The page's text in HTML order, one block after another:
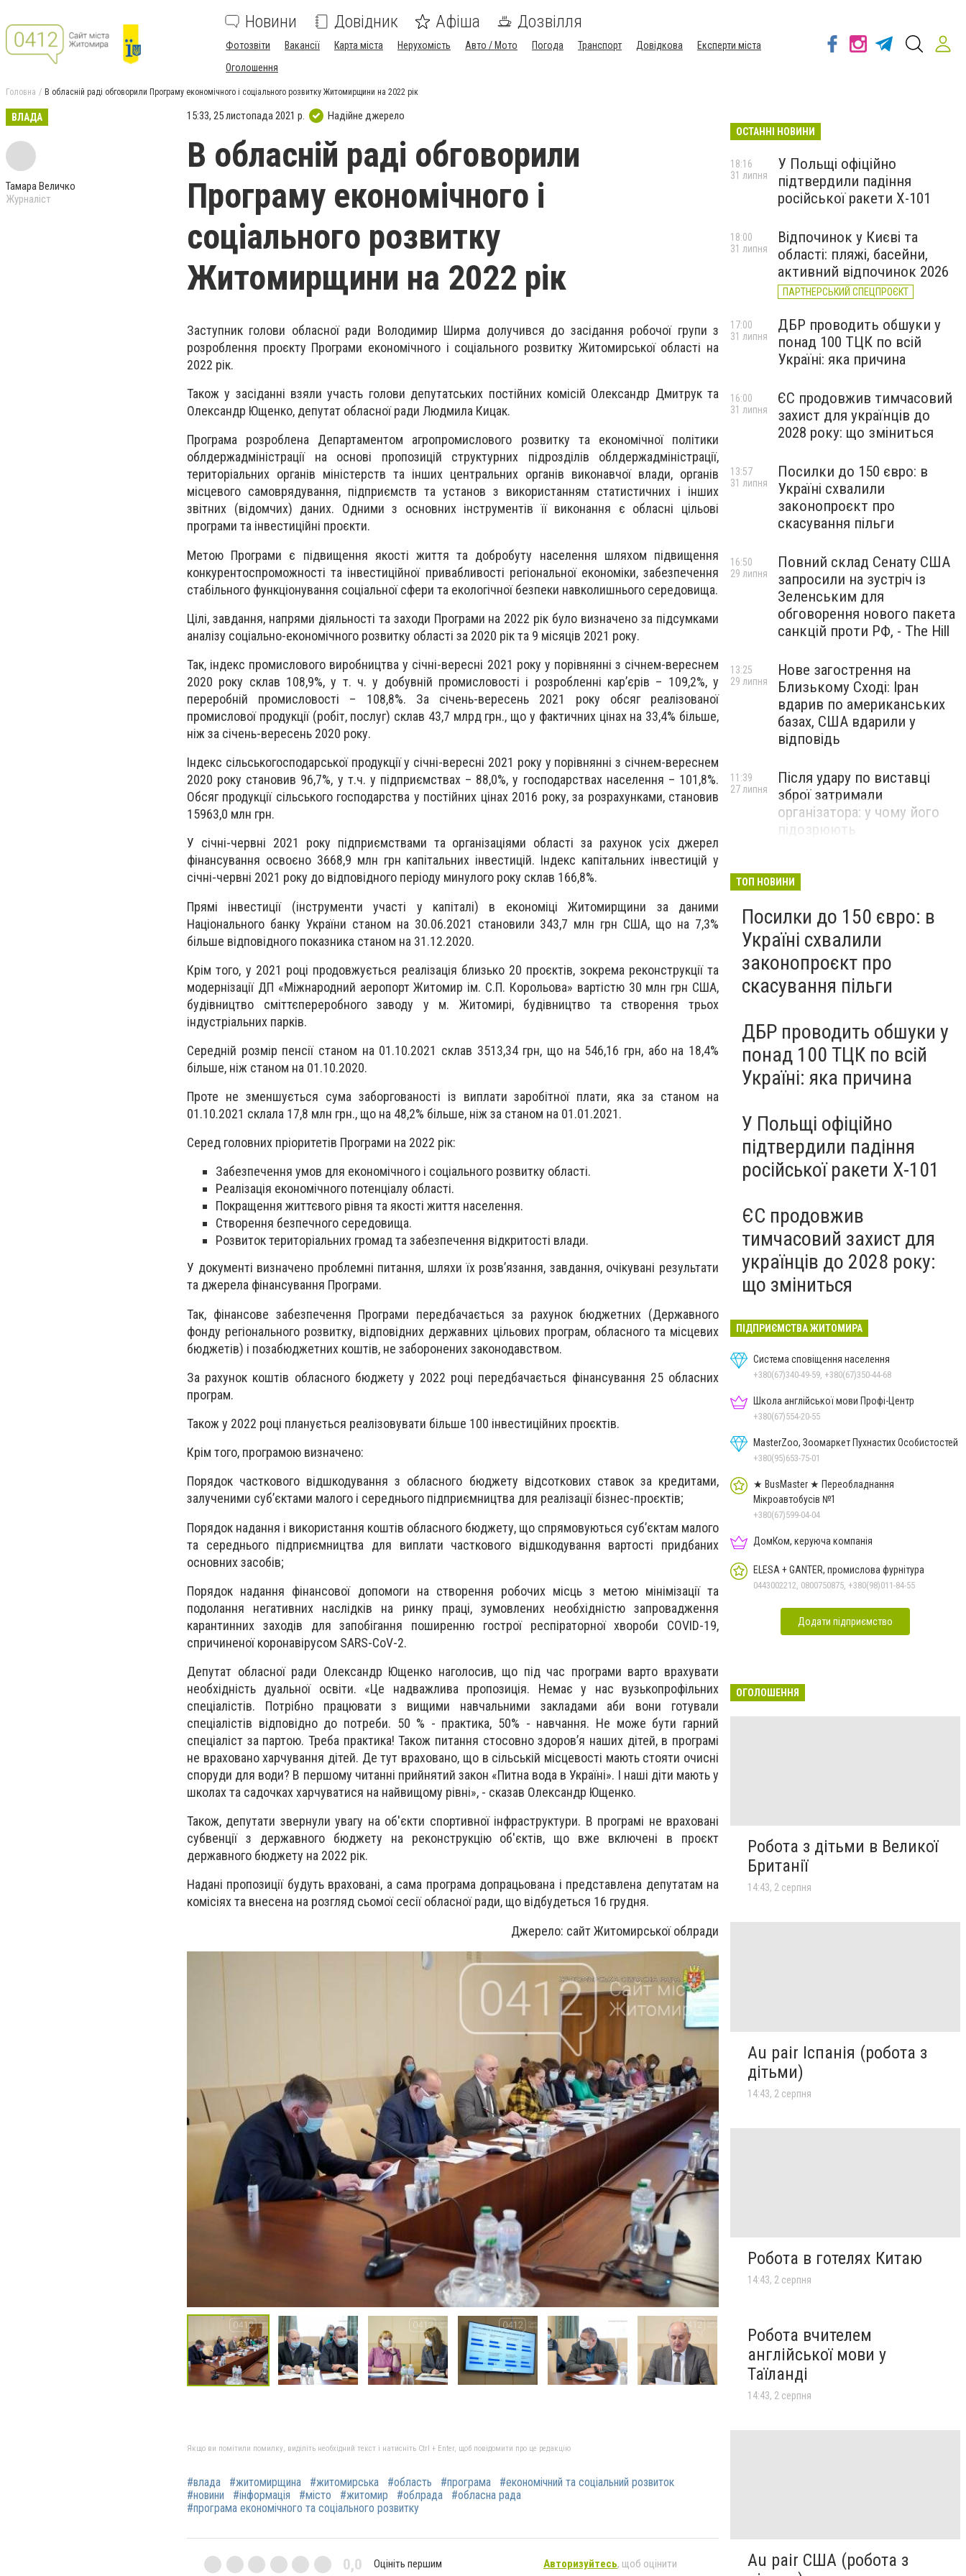
Новини Довідник Афіша Дозвілля
Фотозвіти Вакансії Карта міста Нерухомість Авто / Мото Погода Транспорт Довідкова
Експерти міста
Оголошення
Головна В обласній раді обговорили Програму економічного і соціального розвитку Житомирщини на 2022 рік
ВЛАДА
Тамара Величко
Журналіст
15:33, 25 листопада 2021 р. Надійне джерело
В обласній раді обговорили
Програму економічного і
соціального розвитку
Житомирщини на 2022 рік
Заступник голови обласної ради Володимир Ширма долучився до засідання робочої групи з
розроблення проєкту Програми економічного і соціального розвитку Житомирської області на
2022 рік.
Також у засіданні взяли участь голови депутатських постійних комісій Олександр Дмитрук та
Олександр Ющенко, депутат обласної ради Людмила Кицак.
Програма розроблена Департаментом агропромислового розвитку та економічної політики
облдержадміністрації на основі пропозицій структурних підрозділів облдержадміністрації,
територіальних органів міністерств та інших центральних органів виконавчої влади, органів
місцевого самоврядування, підприємств та установ з використанням статистичних і інших
звітних (відомчих) даних. Одними з основних інструментів її виконання є обласні цільові
програми та інвестиційні проєкти.
Метою Програми є підвищення якості життя та добробуту населення шляхом підвищення
конкурентоспроможності та інвестиційної привабливості регіональної економіки, забезпечення
стабільного функціонування соціальної сфери та екологічної безпеки навколишнього середовища.
Цілі, завдання, напрями діяльності та заходи Програми на 2022 рік було визначено за підсумками
аналізу соціально-економічного розвитку області за 2020 рік та 9 місяців 2021 року.
Так, індекс промислового виробництва у січні-вересні 2021 року у порівнянні з січнем-вереснем
2020 року склав 108,9%, у т. ч. у добувній промисловості і розробленні кар’єрів – 109,2%, у
переробній промисловості – 108,8%. За січень-вересень 2021 року обсяг реалізованої
промислової продукції (робіт, послуг) склав 43,7 млрд грн., що у фактичних цінах на 33,4% більше,
ніж за січень-вересень 2020 року.
Індекс сільськогосподарської продукції у січні-вересні 2021 року у порівнянні з січнем-вереснем
2020 року становив 96,7%, у т.ч. у підприємствах – 88,0%, у господарствах населення – 101,8%.
Обсяг продукції сільського господарства у постійних цінах 2016 року, за розрахунками, становив
15963,0 млн грн.
У січні-червні 2021 року підприємствами та організаціями області за рахунок усіх джерел
фінансування освоєно 3668,9 млн грн капітальних інвестицій. Індекс капітальних інвестицій у
січні-червні 2021 року до відповідного періоду минулого року склав 166,8%.
Прямі інвестиції (інструменти участі у капіталі) в економіці Житомирщини за даними
Національного банку України станом на 30.06.2021 становили 343,7 млн грн США, що на 7,3%
більше відповідного показника станом на 31.12.2020.
Крім того, у 2021 році продовжується реалізація близько 20 проєктів, зокрема реконструкції та
модернізації ДП «Міжнародний аеропорт Житомир ім. С.П. Корольова» вартістю 30 млн грн США,
будівництво сміттєпереробного заводу у м. Житомирі, будівництво та створення трьох
індустріальних парків.
Середній розмір пенсії станом на 01.10.2021 склав 3513,34 грн, що на 546,16 грн, або на 18,4%
більше, ніж станом на 01.10.2020.
Проте не зменшується сума заборгованості із виплати заробітної плати, яка за станом на
01.10.2021 склала 17,8 млн грн., що на 48,2% більше, ніж за станом на 01.01.2021.
Серед головних пріоритетів Програми на 2022 рік:
Забезпечення умов для економічного і соціального розвитку області.
Реалізація економічного потенціалу області.
Покращення життєвого рівня та якості життя населення.
Створення безпечного середовища.
Розвиток територіальних громад та забезпечення відкритості влади.
У документі визначено проблемні питання, шляхи їх розв’язання, завдання, очікувані результати
та джерела фінансування Програми.
Так, фінансове забезпечення Програми передбачається за рахунок бюджетних (Державного
фонду регіонального розвитку, відповідних державних цільових програм, обласного та місцевих
бюджетів) і позабюджетних коштів, не заборонених законодавством.
За рахунок коштів обласного бюджету у 2022 році передбачається фінансування 25 обласних
програм.
Також у 2022 році планується реалізовувати більше 100 інвестиційних проєктів.
Крім того, програмою визначено:
Порядок часткового відшкодування з обласного бюджету відсоткових ставок за кредитами,
залученими суб’єктами малого і середнього підприємництва для реалізації бізнес-проєктів;
Порядок надання і використання коштів обласного бюджету, що спрямовуються суб’єктам малого
та середнього підприємництва для виплати часткового відшкодування вартості придбаних
основних засобів;
Порядок надання фінансової допомоги на створення робочих місць з метою мінімізації та
подолання негативних наслідків на ринку праці, зумовлених необхідністю запровадження
карантинних заходів для запобігання поширенню гострої респіраторної хвороби COVID-19,
спричиненої коронавірусом SARS-CoV-2.
Депутат обласної ради Олександр Ющенко наголосив, що під час програми варто врахувати
необхідність дуальної освіти. «Це надважлива пропозиція. Немає у нас вузькопрофільних
спеціалістів. Потрібно працювати з вищими навчальними закладами аби вони готували
спеціалістів відповідно до потреби. 50 % - практика, 50% - навчання. Не може бути гарний
спеціаліст за партою. Треба практика! Також питання стосовно здоров’я наших дітей, в програмі
не враховано харчування дітей. Де тут враховано, що в сільській місцевості мають стояти очисні
споруди для води? В першому читанні прийнятий закон «Питна вода в Україні». І наші діти мають у
школах та садочках харчуватися на найвищому рівні», - сказав Олександр Ющенко.
Також, депутати звернули увагу на об'єкти спортивної інфраструктури. В програмі не враховані
субвенції з державного бюджету на реконструкцію об'єктів, що вже включені в проєкт
державного бюджету на 2022 рік.
Надані пропозиції будуть враховані, а сама програма допрацьована і представлена депутатам на
комісіях та внесена на розгляд сьомої сесії обласної ради, що відбудеться 16 грудня.
Джерело: сайт Житомирської облради
Якщо ви помітили помилку, виділіть необхідний текст і натисніть Ctrl + Enter, щоб повідомити про це редакцію
#влада #житомирщина #житомирська #область #програма
#економічний та соціальний розвиток
#новини
#інформація #місто #житомир #облрада
#обласна рада
#програма економічного та соціального розвитку
0,0 Оцініть першим Авторизуйтесь, щоб оцінити
ОСТАННІ НОВИНИ
У Польщі офіційно
підтвердили падіння
російської ракети Х-101
18:16
31 липня
Відпочинок у Києві та
області: пляжі, басейни,
активний відпочинок 2026
ПАРТНЕРСЬКИЙ СПЕЦПРОЄКТ
18:00
31 липня
ДБР проводить обшуки у
понад 100 ТЦК по всій
Україні: яка причина
17:00
31 липня
ЄС продовжив тимчасовий
захист для українців до
2028 року: що зміниться
16:00
31 липня
Посилки до 150 євро: в
Україні схвалили
законопроєкт про
скасування пільги
13:57
31 липня
Повний склад Сенату США
запросили на зустріч із
Зеленським для
обговорення нового пакета
санкцій проти РФ, - The Hill
16:50
29 липня
Нове загострення на
Близькому Сході: Іран
вдарив по американських
базах, США вдарили у
відповідь
13:25
29 липня
Після удару по виставці
зброї затримали
організатора: у чому його
підозрюють
11:39
27 липня
ТОП НОВИНИ
Посилки до 150 євро: в
Україні схвалили
законопроєкт про
скасування пільги
ДБР проводить обшуки у
понад 100 ТЦК по всій
Україні: яка причина
У Польщі офіційно
підтвердили падіння
російської ракети Х-101
ЄС продовжив
тимчасовий захист для
українців до 2028 року:
що зміниться
ПІДПРИЄМСТВА ЖИТОМИРА
Система сповіщення населення
+380(67)340-49-59, +380(67)350-44-68
Школа англійської мови Профі-Центр
+380(67)554-20-55
MasterZoo, Зоомаркет Пухнастих Особистостей
+380(95)653-75-01
★ BusMaster ★ Переобладнання
Мікроавтобусів №1
+380(67)599-04-04
ДомКом, керуюча компанія
ELESA + GANTER, промислова фурнітура
0443002212, 0800750875, +380(98)011-84-55
Додати підприємство
ОГОЛОШЕННЯ
Робота з дітьми в Великої
Британії
14:43, 2 серпня
Au pair Іспанія (робота з
дітьми)
14:43, 2 серпня
Робота в готелях Китаю
14:43, 2 серпня
Робота вчителем
англійської мови у
Таїланді
14:43, 2 серпня
Au pair США (робота з